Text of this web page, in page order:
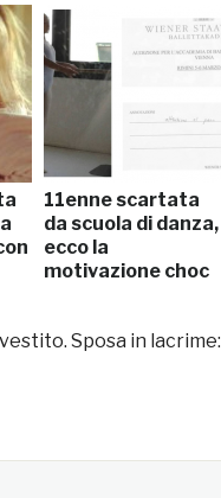
11enne scartata
da scuola di danza,
ecco la
motivazione choc
Sposa in